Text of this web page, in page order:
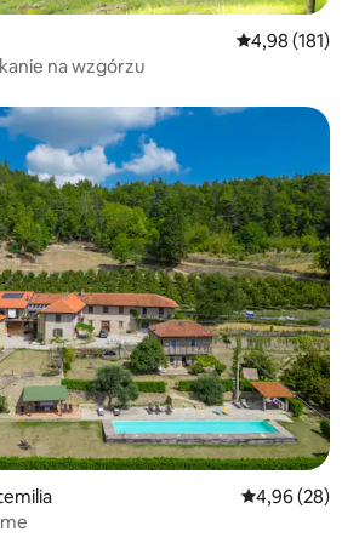
Średnia
4,98 (181)
na wzgórzu
Średnia
4,96 (28)